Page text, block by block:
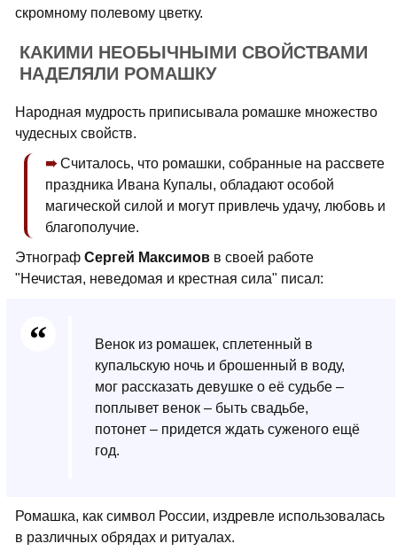
скромному полевому цветку.
КАКИМИ НЕОБЫЧНЫМИ СВОЙСТВАМИ
НАДЕЛЯЛИ РОМАШКУ
Народная мудрость приписывала ромашке множество
чудесных свойств.
Считалось, что ромашки, собранные на рассвете
праздника Ивана Купалы, обладают особой
магической силой и могут привлечь удачу, любовь и
благополучие.
Этнограф Сергей Максимов в своей работе
"Нечистая, неведомая и крестная сила" писал:
Венок из ромашек, сплетенный в
купальскую ночь и брошенный в воду,
мог рассказать девушке о её судьбе –
поплывет венок – быть свадьбе,
потонет – придется ждать суженого ещё
год.
Ромашка, как символ России, издревле использовалась
в различных обрядах и ритуалах.